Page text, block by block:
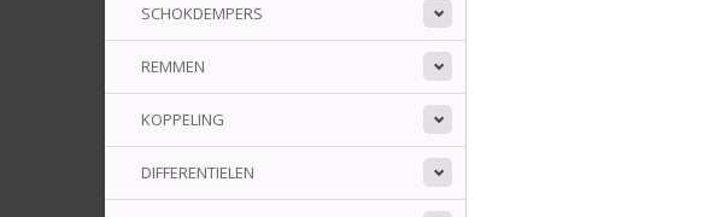
SCHOKDEMPERS
REMMEN
KOPPELING
DIFFERENTIELEN